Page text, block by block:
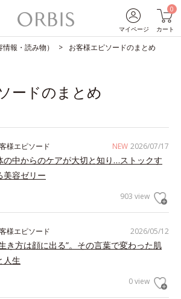
マイページ
0
カート
報・読み物） お客様エピソードのまとめ
ードのまとめ
NEW 2026/07/17
様エピソード
の中からのケアが大切と知り…ストックす
美容ゼリー
903 view
2026/05/12
様エピソード
き方は顔に出る”。その言葉で変わった肌
人生
0 view